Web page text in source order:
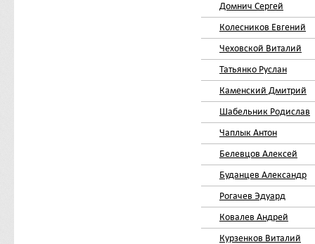
Домнич Сергей
Колесников Евгений
Чеховской Виталий
Татьянко Руслан
Каменский Дмитрий
Шабельник Родислав
Чаплык Антон
Белевцов Алексей
Буданцев Александр
Рогачев Эдуард
Ковалев Андрей
Курзенков Виталий